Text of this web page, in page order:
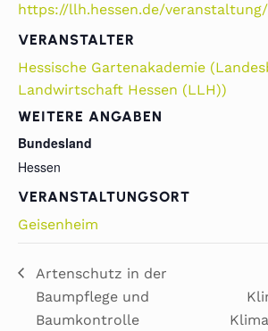
https://llh.hessen.de/veranstaltung/
VERANSTALTUNGSORT
Geisenheim
VERANSTALTER
Hessische Gartenakademie
Landwirtschaft Hessen (LLH))
WEITERE ANGABEN
Bundesland
Hessen
Artenschutz in der
Baumpflege und
Baumkontrolle